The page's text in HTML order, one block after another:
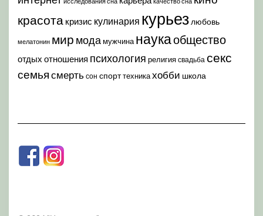
красота кризис кулинария курьез любовь
мелатонин мир модамужчина наукаобщество
отдых отношения психология религия свадьба секс
семья смерть сон спорттехникахобби школа